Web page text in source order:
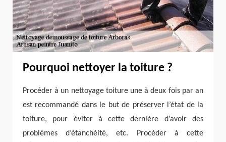
Pourquoi nettoyer la toiture ?
Procéder à un nettoyage toiture une à deux fois par an
est recommandé dans le but de préserver l’état de la
toiture, pour éviter à cette dernière d’avoir des
problèmes d’étanchéité, etc. Procéder à cette